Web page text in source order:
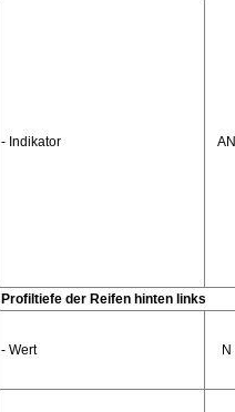
- Indikator AN
Profiltiefe der Reifen hinten links
- Wert N